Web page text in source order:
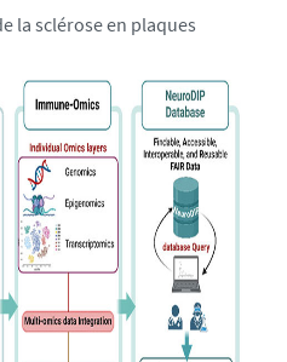
la sclérose en plaques